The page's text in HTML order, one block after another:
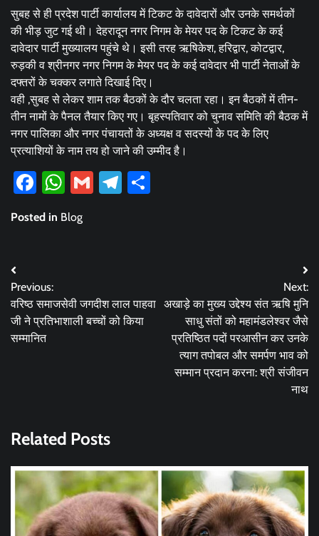
सुबह से ही प्रदेश पार्टी कार्यालय में टिकट के दावेदारों और उनके समर्थकों
की भीड़ जुट गई थी। देहरादून नगर निगम के मेयर पद के टिकट के कई
दावेदार पार्टी मुख्यालय पहुंचे थे। इसी तरह ऋषिकेश, हरिद्वार, कोटद्वार,
रुड़की व श्रीनगर नगर निगम के मेयर पद के कई दावेदार भी पार्टी नेताओं के
दफ्तरों के चक्कर लगाते दिखाई दिए।
वही ,सुबह से लेकर शाम तक बैठकों के दौर चलता रहा। इन बैठकों में तीन-
तीन नामों के पैनल तैयार किए गए। बृहस्पतिवार को चुनाव समिति की बैठक में
नगर पालिका और नगर पंचायतों के अध्यक्ष व सदस्यों के पद के लिए
प्रत्याशियों के नाम तय हो जाने की उम्मीद है।
Facebook
WhatsApp
GmailTelegram
Posted in Blog
Post
navigation
Previous:
वरिष्ठ समाजसेवी जगदीश लाल पाहवा
जी ने प्रतिभाशाली बच्चों को किया
सम्मानित
Next:
अखाड़े का मुख्य उद्देश्य संत ऋषि मुनि
साधु संतों को महामंडलेश्वर जैसे
प्रतिष्ठित पदों परआसीन कर उनके
त्याग तपोबल और समर्पण भाव को
सम्मान प्रदान करना: श्री संजीवन
नाथ
Related Posts